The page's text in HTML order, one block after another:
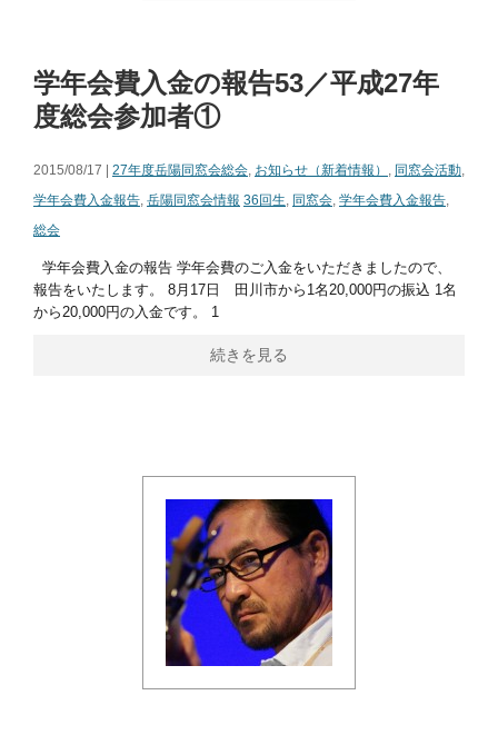
学年会費入金の報告53／平成27年
度総会参加者①
2015/08/17 | 27年度岳陽同窓会総会, お知らせ（新着情報） , 同窓会活動,
学年会費入金報告, 岳陽同窓会情報 36回生, 同窓会, 学年会費入金報告,
総会
学年会費入金の報告 学年会費のご入金をいただきましたので、
報告をいたします。 8月17日 田川市から1名20,000円の振込 1名
から20,000円の入金です。 1
続きを見る